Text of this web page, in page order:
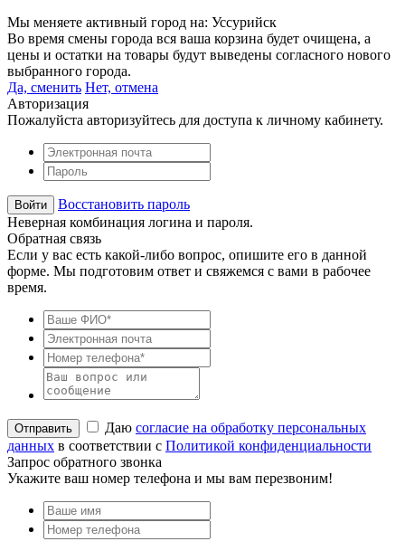
Мы меняете активный город на: Уссурийск
Во время смены города вся ваша корзина будет очищена, а
цены и остатки на товары будут выведены согласного нового
выбранного города.
Да, сменить Нет, отмена
Авторизация
Пожалуйста авторизуйтесь для доступа к личному кабинету.
Восстановить пароль
Неверная комбинация логина и пароля.
Обратная связь
Если у вас есть какой-либо вопрос, опишите его в данной
форме. Мы подготовим ответ и свяжемся с вами в рабочее
время.
Даю согласие на обработку персональных
данных в соответствии с Политикой конфиденциальности
Запрос обратного звонка
Укажите ваш номер телефона и мы вам перезвоним!